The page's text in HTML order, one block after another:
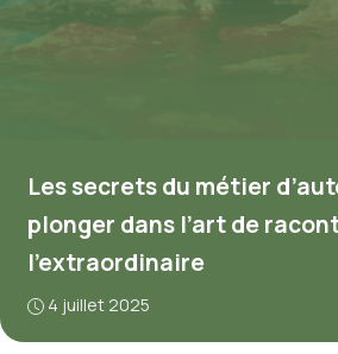
Les secrets du métier
plonger dans l’art de
l’extraordinaire
4 juillet 2025